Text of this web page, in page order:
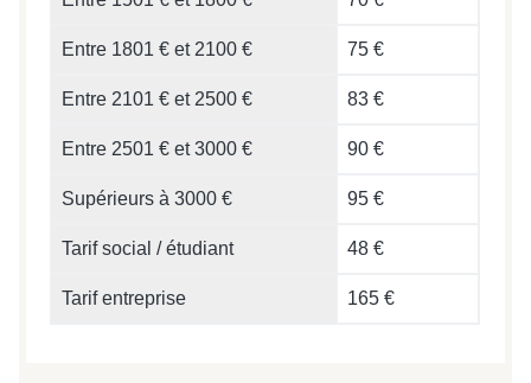
Entre 1801 € et 2100 € 75 €
Entre 2101 € et 2500 € 83 €
Entre 2501 € et 3000 € 90 €
Supérieurs à 3000 € 95 €
Tarif social / étudiant 48 €
Tarif entreprise 165 €